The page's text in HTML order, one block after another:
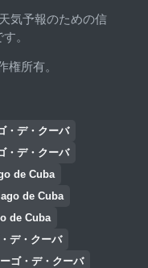
気予報のための信
。
権所有。
・デ・クーバ
・デ・クーバ
de Cuba
de Cuba
de Cuba
デ・クーバ
ゴ・デ・クーバ